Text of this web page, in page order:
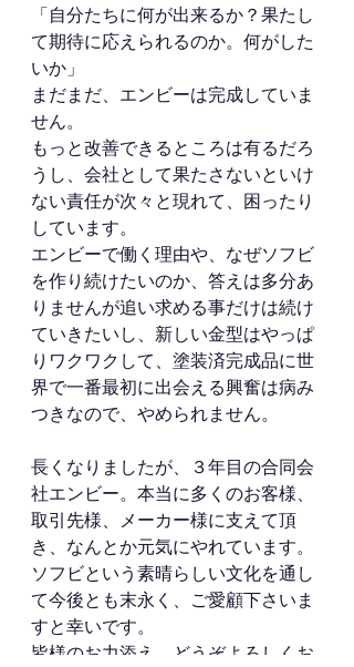
「自分たちに何が出来るか？果たし
て期待に応えられるのか。何がした
いか」
まだまだ、エンビーは完成していま
せん。
もっと改善できるところは有るだろ
うし、会社として果たさないといけ
ない責任が次々と現れて、困ったり
しています。
エンビーで働く理由や、なぜソフビ
を作り続けたいのか、答えは多分あ
りませんが追い求める事だけは続け
ていきたいし、新しい金型はやっぱ
りワクワクして、塗装済完成品に世
界で一番最初に出会える興奮は病み
つきなので、やめられません。
長くなりましたが、３年目の合同会
社エンビー。本当に多くのお客様、
取引先様、メーカー様に支えて頂
き、なんとか元気にやれています。
ソフビという素晴らしい文化を通し
て今後とも末永く、ご愛顧下さいま
すと幸いです。
皆様のお力添え、どうぞよろしくお